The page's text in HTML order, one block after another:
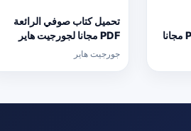
سيباستيان فيتزيك PDF مجانا
تحميل كتاب صوفي الرائعة
PDF مجانا لجورجيت هاير
برابط مباشر
جورجيت هاير